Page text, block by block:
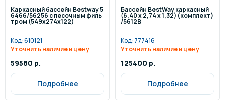
Каркасный бассейн Bestway 5
6466/56256 с песочным филь
тром (549х274х122)
Код:610121
Уточнить наличие и цену
59580 р.
Подробнее
Бассейн BestWay каркасный
(6,40 x 2,74 х 1,32) (комплект)
/5612B
Код: 777416
Уточнить наличие и цену
125400 р.
Подробнее